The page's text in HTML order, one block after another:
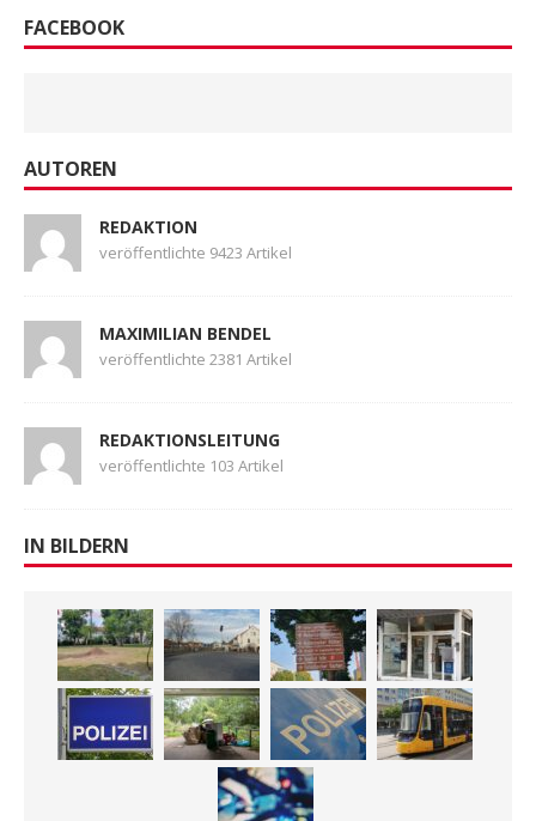
FACEBOOK
AUTOREN
REDAKTION
veröffentlichte 9423 Artikel
MAXIMILIAN BENDEL
veröffentlichte 2381 Artikel
REDAKTIONSLEITUNG
veröffentlichte 103 Artikel
IN BILDERN